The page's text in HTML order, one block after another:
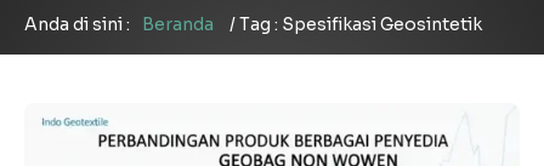
Anda di sini : Beranda /Tag : Spesifikasi Geosintetik